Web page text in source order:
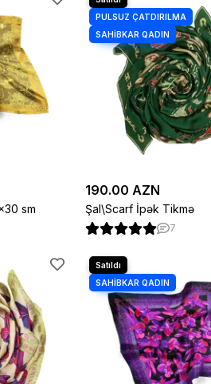
sm
190.00 AZN
Şal\Scarf İpək Tikmə
7